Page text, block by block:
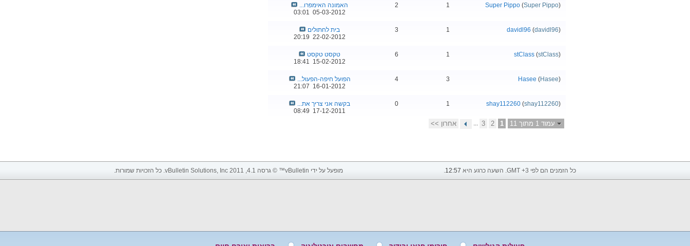
Super Pippo (Super Pippo)
1
2
האמונה האימפרו...
05-03-2012
03:01
davidl96 (davidl96)
1
3
בית לחתולים
22-02-2012
20:19
stClass (stClass)
1
6
טקסט טקסט
15-02-2012
18:41
Hasee (Hasee)
3
4
הפועל חיפה-הפעול...
16-01-2012
21:07
shay112260 (shay112260)
1
0
בקשה אני צריך את...
17-12-2011
08:49
עמוד 1 מתוך 11 1
2
3
... אחרון >>
כל הזמנים הם לפי GMT +3. השעה כרגע היא 12:57
. מופעל על ידי vBulletin™ © גרסה 4.1, 2011 vBulletin Solutions, Inc. כל הזכויות שמורות.